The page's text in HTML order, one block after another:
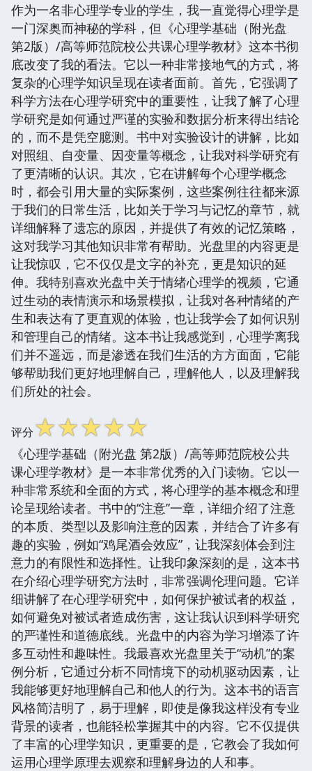
作为一名非心理学专业的学生，我一直觉得心理学是
一门深奥而神秘的学科，但《心理学基础（附光盘
第2版）/高等师范院校公共课心理学教材》这本书彻
底改变了我的看法。它以一种非常接地气的方式，将
复杂的心理学知识呈现在读者面前。首先，它强调了
科学方法在心理学研究中的重要性，让我了解了心理
学研究是如何通过严谨的实验和数据分析来得出结论
的，而不是凭空臆测。书中对实验设计的讲解，比如
对照组、自变量、因变量等概念，让我对科学研究有
了更清晰的认识。其次，它在讲解每个心理学概念
时，都会引用大量的实际案例，这些案例往往都来源
于我们的日常生活，比如关于学习与记忆的章节，就
详细解释了遗忘的原因，并提供了有效的记忆策略，
这对我学习其他知识非常有帮助。光盘里的内容更是
让我惊叹，它不仅仅是文字的补充，更是知识的延
伸。我特别喜欢光盘中关于情绪心理学的视频，它通
过生动的表情演示和场景模拟，让我对各种情绪的产
生和表达有了更直观的体验，也让我学会了如何识别
和管理自己的情绪。这本书让我感觉到，心理学离我
们并不遥远，而是渗透在我们生活的方方面面，它能
够帮助我们更好地理解自己，理解他人，以及理解我
们所处的社会。
评分☆☆☆☆☆
《心理学基础（附光盘 第2版）/高等师范院校公共
课心理学教材》是一本非常优秀的入门读物。它以一
种非常系统和全面的方式，将心理学的基本概念和理
论呈现给读者。书中的“注意”一章，详细介绍了注意
的本质、类型以及影响注意的因素，并结合了许多有
趣的实验，例如“鸡尾酒会效应”，让我深刻体会到注
意力的有限性和选择性。让我印象深刻的是，这本书
在介绍心理学研究方法时，非常强调伦理问题。它详
细讲解了在心理学研究中，如何保护被试者的权益，
如何避免对被试者造成伤害，这让我认识到科学研究
的严谨性和道德底线。光盘中的内容为学习增添了许
多互动性和趣味性。我最喜欢光盘里关于“动机”的案
例分析，它通过分析不同情境下的动机驱动因素，让
我能够更好地理解自己和他人的行为。这本书的语言
风格简洁明了，易于理解，即使是像我这样没有专业
背景的读者，也能轻松掌握其中的内容。它不仅提供
了丰富的心理学知识，更重要的是，它教会了我如何
运用心理学原理去观察和理解身边的人和事。